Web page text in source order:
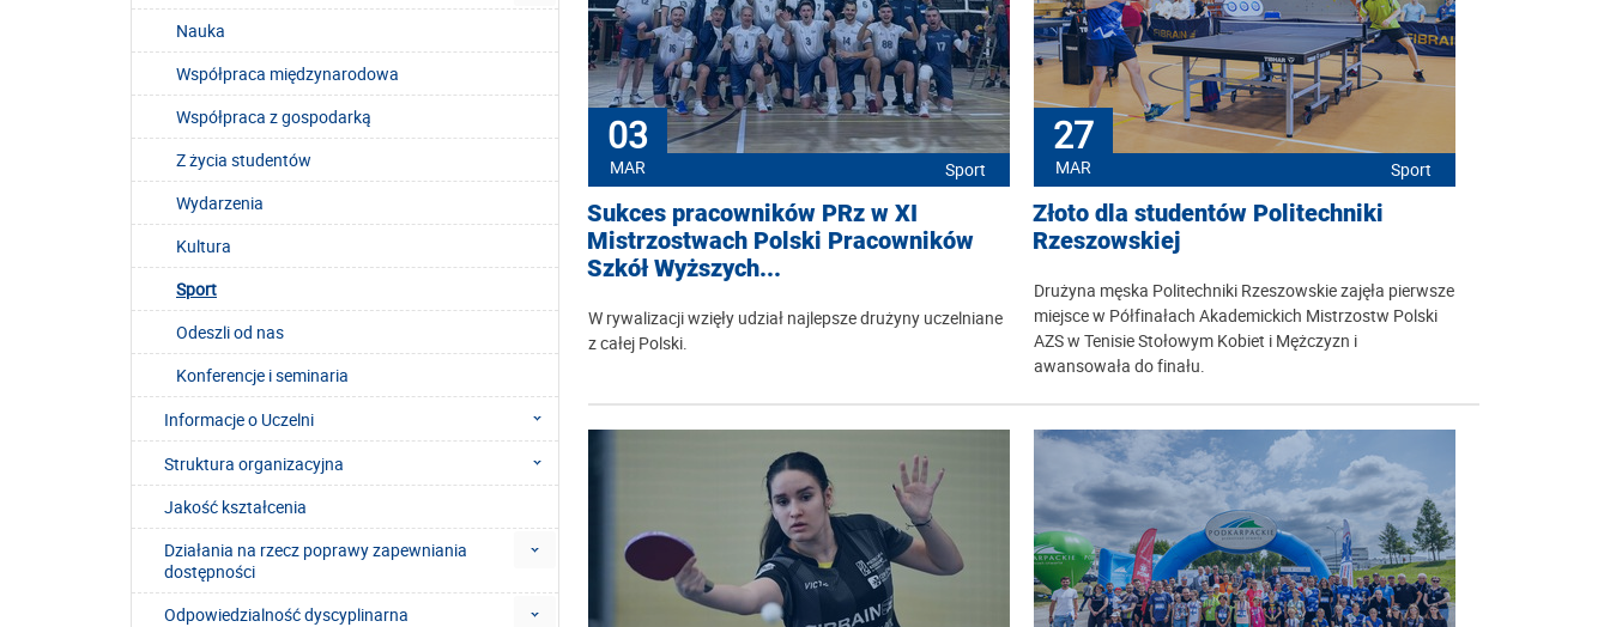
03
MAR Sport
Sukces pracowników PRz w XI
Mistrzostwach Polski Pracowników
Szkół Wyższych...
W rywalizacji wzięły udział najlepsze drużyny uczelniane
z całej Polski.
27
MAR Sport
Złoto dla studentów Politechniki
Rzeszowskiej
Drużyna męska Politechniki Rzeszowskie zajęła pierwsze
miejsce w Półfinałach Akademickich Mistrzostw Polski
AZS w Tenisie Stołowym Kobiet i Mężczyzn i
awansowała do finału.
Nauka
Współpraca międzynarodowa
Współpraca z gospodarką
Z życia studentów
Wydarzenia
Kultura
Sport
Odeszli od nas
Konferencje i seminaria
Informacje o Uczelni
Struktura organizacyjna
Jakość kształcenia
Działania na rzecz poprawy zapewniania
dostępności
Odpowiedzialność dyscyplinarna